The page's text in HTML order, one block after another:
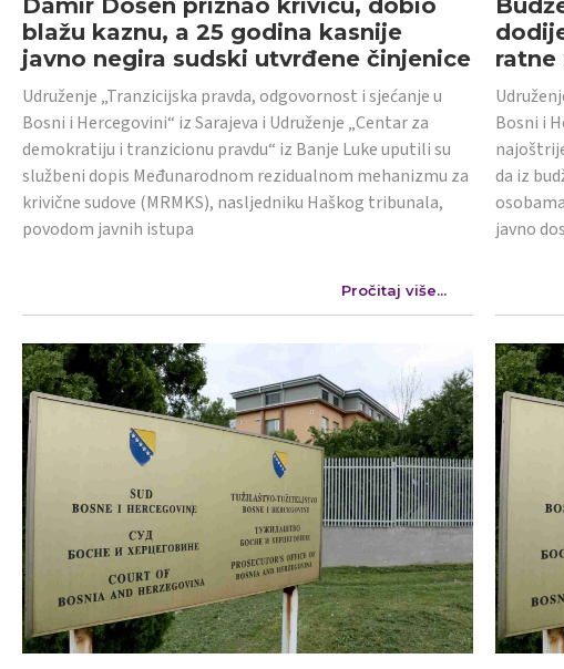
blažu kaznu, a 25 godina kasnije
javno negira sudski utvrđene činjenice
Udruženje „Tranzicijska pravda, odgovornost i sjećanje u
Bosni i Hercegovini“ iz Sarajeva i Udruženje „Centar za
demokratiju i tranzicionu pravdu“ iz Banje Luke uputili su
službeni dopis Međunarodnom rezidualnom mehanizmu za
krivične sudove (MRMKS), nasljedniku Haškog tribunala,
povodom javnih istupa
Pročitaj više...
ratne
Bosni i
da iz
javno